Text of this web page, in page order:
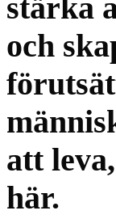
stärka
och
att
här.